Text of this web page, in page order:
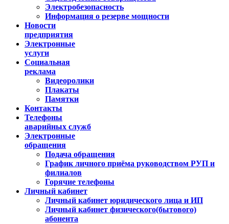
Электробезопасность
Информация о резерве мощности
Новости
предприятия
Электронные
услуги
Социальная
реклама
Видеоролики
Плакаты
Памятки
Контакты
Телефоны
аварийных служб
Электронные
обращения
Подача обращения
График личного приёма руководством РУП и
филиалов
Горячие телефоны
Личный кабинет
Личный кабинет юридического лица и ИП
Личный кабинет физического(бытового)
абонента